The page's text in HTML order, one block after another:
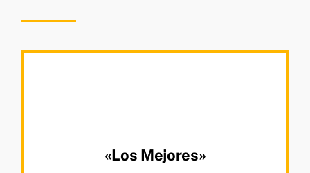
«Los Mejores»